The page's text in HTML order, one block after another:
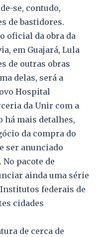
se, contudo,
de bastidores.
oficial da obra da
em Guajará, Lula
de outras obras
delas, será a
Hospital
da Unir com a
há mais detalhes,
da compra do
ser anunciado
pacote de
ainda uma série
federais de
cidades
de cerca de